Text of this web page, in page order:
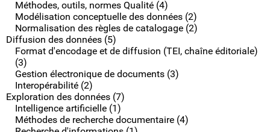
Méthodes, outils, normes Qualité (4)
Modélisation conceptuelle des données (2)
Normalisation des règles de catalogage (2)
Diffusion des données (5)
Format d'encodage et de diffusion (TEI, chaîne éditoriale)
(3)
Gestion électronique de documents (3)
Interopérabilité (2)
Exploration des données (7)
Intelligence artificielle (1)
Méthodes de recherche documentaire (4)